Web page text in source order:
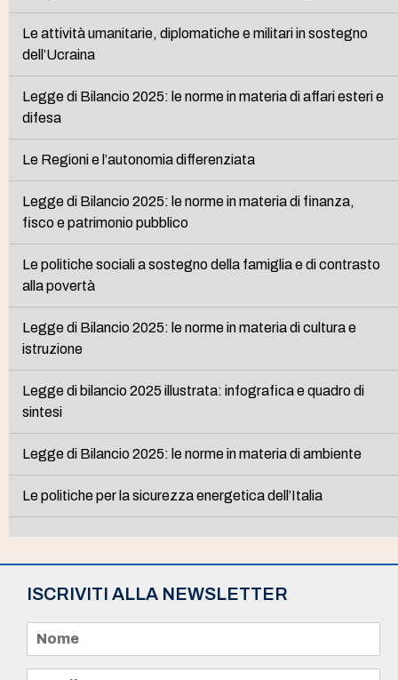
Le attività umanitarie, diplomatiche e militari in sostegno
dell’Ucraina
Legge di Bilancio 2025: le norme in materia di affari esteri e
difesa
Le Regioni e l’autonomia differenziata
Legge di Bilancio 2025: le norme in materia di finanza,
fisco e patrimonio pubblico
Le politiche sociali a sostegno della famiglia e di contrasto
alla povertà
Legge di Bilancio 2025: le norme in materia di cultura e
istruzione
Legge di bilancio 2025 illustrata: infografica e quadro di
sintesi
Legge di Bilancio 2025: le norme in materia di ambiente
Le politiche per la sicurezza energetica dell’Italia
ISCRIVITI ALLA NEWSLETTER
m
e